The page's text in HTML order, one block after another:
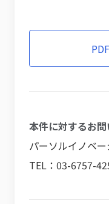
本件に対するお
パーソルイノベ
TEL：03-6757-